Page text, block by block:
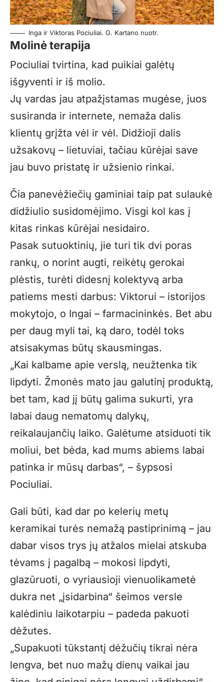
Inga ir Viktoras Pociuliai. G. Kartano nuotr.
Molinė terapija
Pociuliai tvirtina, kad puikiai galėtų
išgyventi ir iš molio.
Jų vardas jau atpažįstamas mugėse, juos
susiranda ir internete, nemaža dalis
klientų grįžta vėl ir vėl. Didžioji dalis
užsakovų – lietuviai, tačiau kūrėjai save
jau buvo pristatę ir užsienio rinkai.
Čia panevėžiečių gaminiai taip pat sulaukė
didžiulio susidomėjimo. Visgi kol kas į
kitas rinkas kūrėjai nesidairo.
Pasak sutuoktinių, jie turi tik dvi poras
rankų, o norint augti, reikėtų gerokai
plėstis, turėti didesnį kolektyvą arba
patiems mesti darbus: Viktorui – istorijos
mokytojo, o Ingai – farmacininkės. Bet abu
per daug myli tai, ką daro, todėl toks
atsisakymas būtų skausmingas.
„Kai kalbame apie verslą, neužtenka tik
lipdyti. Žmonės mato jau galutinį produktą,
bet tam, kad jį būtų galima sukurti, yra
labai daug nematomų dalykų,
reikalaujančių laiko. Galėtume atsiduoti tik
moliui, bet bėda, kad mums abiems labai
patinka ir mūsų darbas“, – šypsosi
Pociuliai.
Gali būti, kad dar po kelerių metų
keramikai turės nemažą pastiprinimą – jau
dabar visos trys jų atžalos mielai atskuba
tėvams į pagalbą – mokosi lipdyti,
glazūruoti, o vyriausioji vienuolikametė
dukra net „įsidarbina“ šeimos versle
kalėdiniu laikotarpiu – padeda pakuoti
dėžutes.
„Supakuoti tūkstantį dėžučių tikrai nėra
lengva, bet nuo mažų dienų vaikai jau